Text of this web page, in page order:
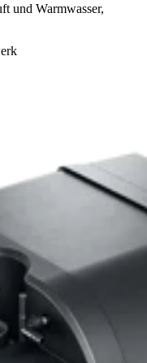
und Warmwasser,